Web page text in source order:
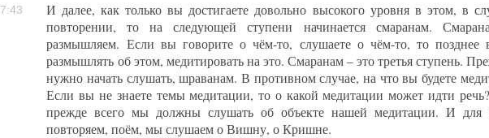
И далее, как только вы достигаете довольно высокого уровня в этом, в
повторении, то на следующей ступени начинается смаранам.
размышляем. Если вы говорите о чём-то, слушаете о чём-то, то позднее
размышлять об этом, медитировать на это. Смаранам – это третья ступень.
нужно начать слушать, шраванам. В противном случае, на что вы будете
Если вы не знаете темы медитации, то о какой медитации может идти
прежде всего мы должны слушать об объекте нашей медитации. И для
повторяем, поём, мы слушаем о Вишну, о Кришне.